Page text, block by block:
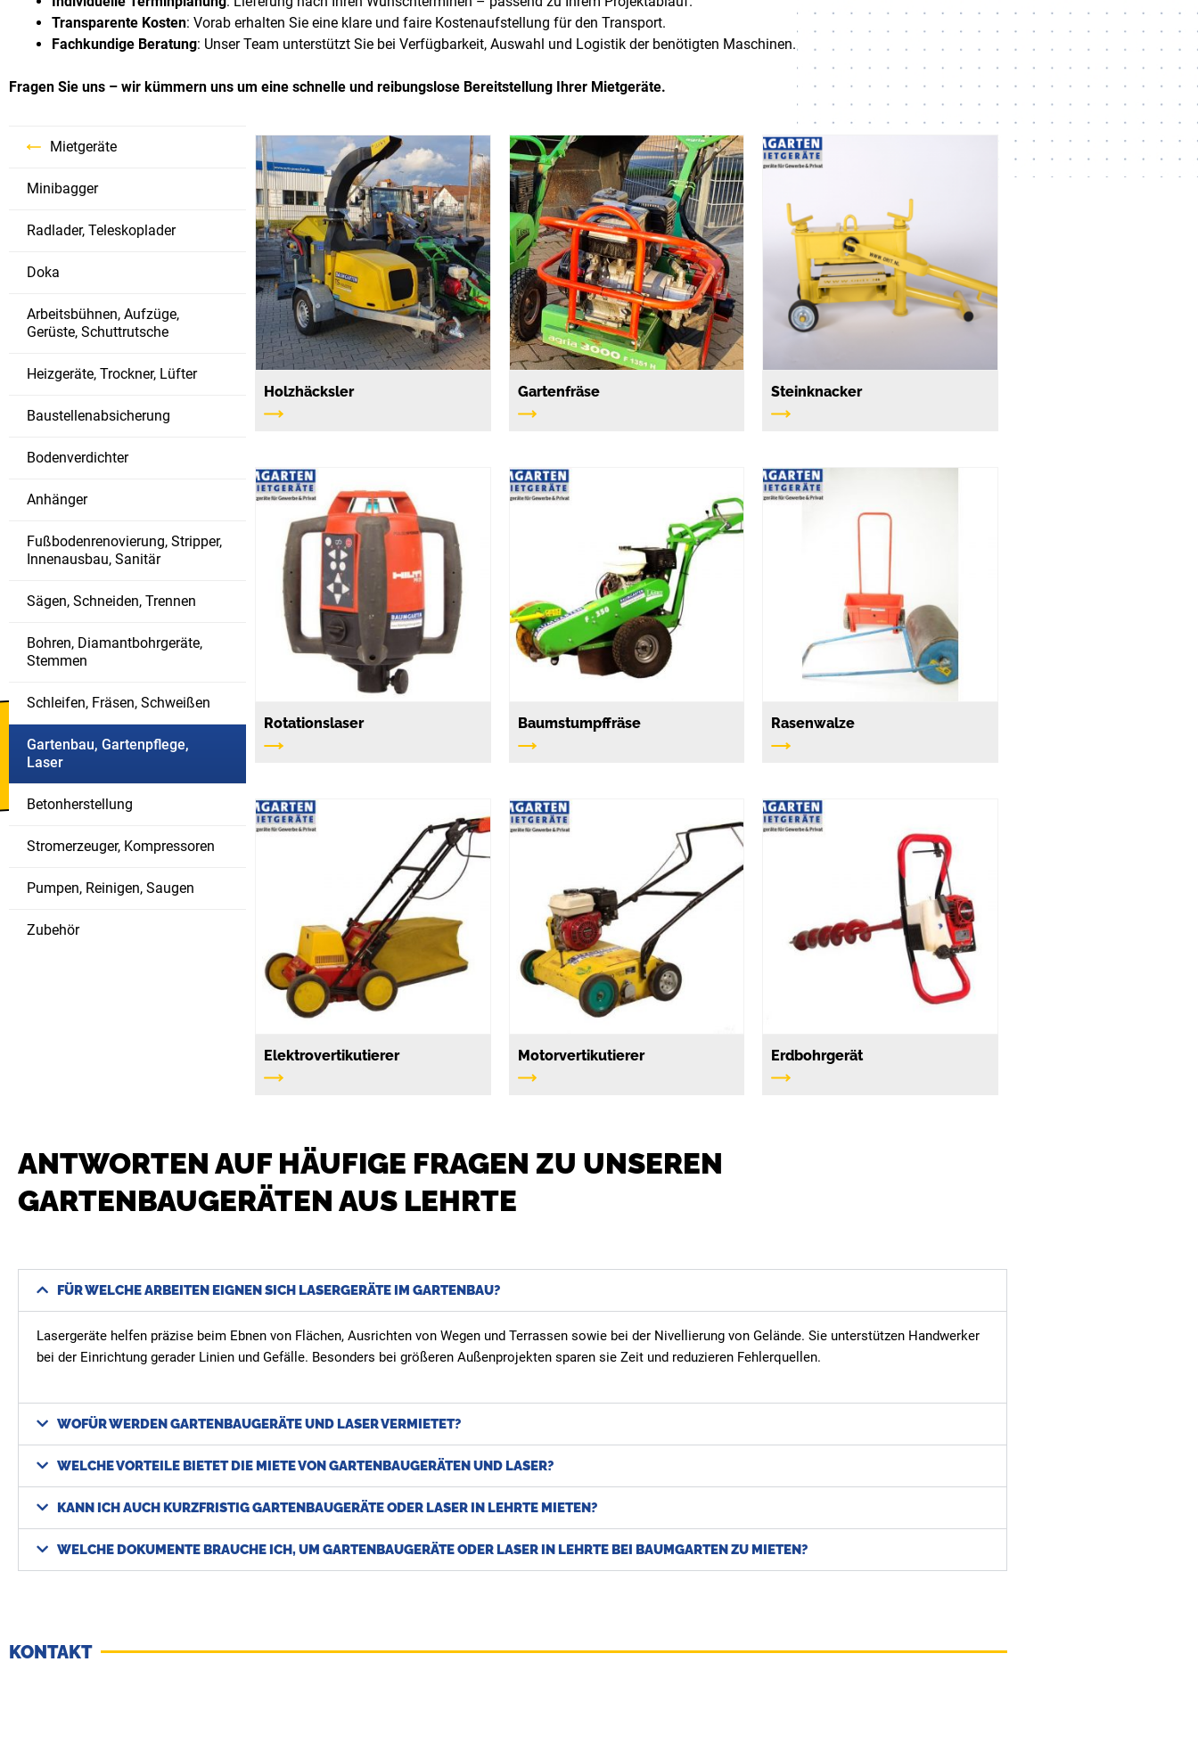
Transparente Kosten: Vorab erhalten Sie eine klare und faire Kostenaufstellung für den Transport.
Fachkundige Beratung: Unser Team unterstützt Sie bei Verfügbarkeit, Auswahl und Logistik der benötigten Maschinen.
Fragen Sie uns – wir kümmern uns um eine schnelle und reibungslose Bereitstellung Ihrer Mietgeräte.
Mietgeräte
Minibagger
Radlader, Teleskoplader
Doka
Arbeitsbühnen, Aufzüge,
Gerüste, Schuttrutsche
Heizgeräte, Trockner, Lüfter
Baustellenabsicherung
Bodenverdichter
Anhänger
Fußbodenrenovierung, Stripper,
Innenausbau, Sanitär
Sägen, Schneiden, Trennen
Bohren, Diamantbohrgeräte,
Stemmen
Schleifen, Fräsen, Schweißen
Gartenbau, Gartenpflege,
Laser
Betonherstellung
Stromerzeuger, Kompressoren
Pumpen, Reinigen, Saugen
Zubehör
Holzhäcksler Gartenfräse Steinknacker
Rotationslaser Baumstumpffräse Rasenwalze
Elektrovertikutierer Motorvertikutierer Erdbohrgerät
ANTWORTEN AUF HÄUFIGE FRAGEN ZU UNSEREN
GARTENBAUGERÄTEN AUS LEHRTE
FÜR WELCHE ARBEITEN EIGNEN SICH LASERGERÄTE IM GARTENBAU?
Lasergeräte helfen präzise beim Ebnen von Flächen, Ausrichten von Wegen und Terrassen sowie bei der Nivellierung von Gelände. Sie unterstützen Handwerker
bei der Einrichtung gerader Linien und Gefälle. Besonders bei größeren Außenprojekten sparen sie Zeit und reduzieren Fehlerquellen.
WOFÜR WERDEN GARTENBAUGERÄTE UND LASER VERMIETET?
WELCHE VORTEILE BIETET DIE MIETE VON GARTENBAUGERÄTEN UND LASER?
KANN ICH AUCH KURZFRISTIG GARTENBAUGERÄTE ODER LASER IN LEHRTE MIETEN?
WELCHE DOKUMENTE BRAUCHE ICH, UM GARTENBAUGERÄTE ODER LASER IN LEHRTE BEI BAUMGARTEN ZU MIETEN?
KONTAKT
Bautrockner
verfügbar